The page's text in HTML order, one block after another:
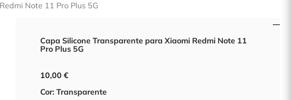
Note 11 Pro Plus 5G
Capa Silicone Transparente para Xiaomi Redmi Note 11
Pro Plus 5G
10,00 €
Cor: Transparente